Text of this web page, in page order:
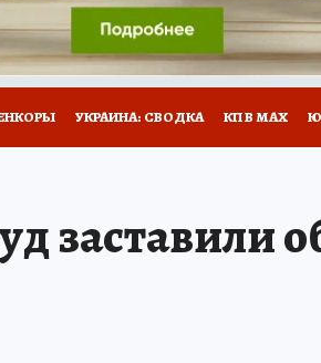
УКРАИНА: СВОДКА КП В МАХ
заставили